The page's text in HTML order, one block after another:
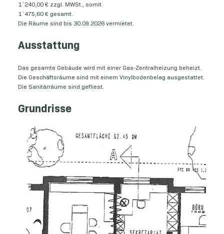
1´240,00 € zzgl. MWSt., somit
1´475,60 € gesamt.
Die Räume sind bis 30.09.2026 vermietet.
Ausstattung
Das gesamte Gebäude wird mit einer Gas-Zentralheizung beheizt.
Die Geschäftsräume sind mit einem Vinylbodenbelag ausgestattet.
Die Sanitärräume sind gefliest.
Grundrisse